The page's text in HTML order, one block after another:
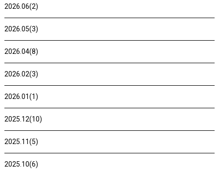
2026.06(2)
2026.05(3)
2026.04(8)
2026.02(3)
2026.01(1)
2025.12(10)
2025.11(5)
2025.10(6)